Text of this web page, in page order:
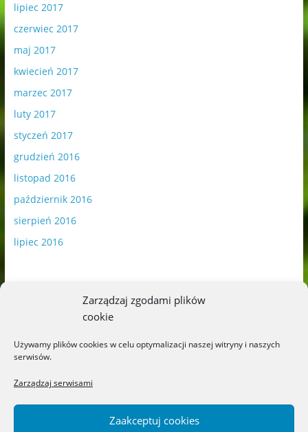
Zarządzaj zgodami plików
cookie
Używamy plików cookies w celu optymalizacji naszej witryny i naszych
serwisów.
Zarządzaj serwisami
Zaakceptuj cookies
lipiec 2017
czerwiec 2017
maj 2017
kwiecień 2017
marzec 2017
luty 2017
styczeń 2017
grudzień 2016
listopad 2016
październik 2016
sierpień 2016
lipiec 2016